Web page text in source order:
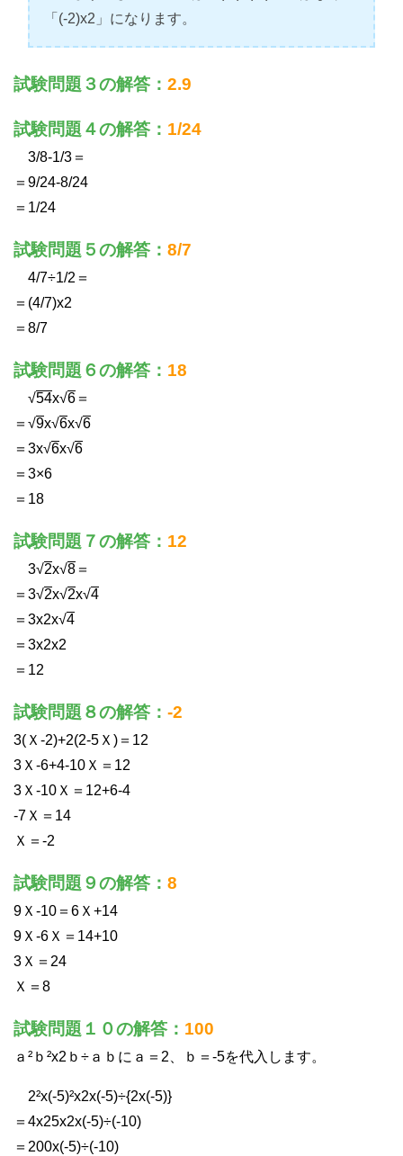
「(-2)x2」になります。
試験問題３の解答： 2.9
試験問題４の解答： 1/24
3/8-1/3＝
＝9/24-8/24
＝1/24
試験問題５の解答： 8/7
4/7÷1/2＝
＝(4/7)x2
＝8/7
試験問題６の解答： 18
√54x√6 ＝
＝√9x√6x√6
＝3x√6x√6
＝3×6
＝18
試験問題７の解答： 12
3√2x√8 ＝
＝3√2x√2x√4
＝3x2x√4
＝3x2x2
＝12
試験問題８の解答： -2
3(Ｘ-2)+2(2-5Ｘ)＝12
3Ｘ-6+4-10Ｘ＝12
3Ｘ-10Ｘ＝12+6-4
-7Ｘ＝14
Ｘ＝-2
試験問題９の解答： 8
9Ｘ-10＝6Ｘ+14
9Ｘ-6Ｘ＝14+10
3Ｘ＝24
Ｘ＝8
試験問題１０の解答： 100
ａ²ｂ²x2ｂ÷ａｂにａ＝2、ｂ＝-5を代入します。
2²x(-5)²x2x(-5)÷{2x(-5)}
＝4x25x2x(-5)÷(-10)
＝200x(-5)÷(-10)